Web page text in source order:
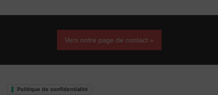
Vers notre page de contact »
Politique de confidentialité